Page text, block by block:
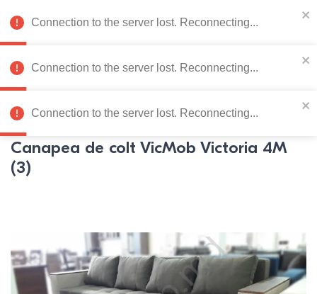
078 222 273 RU
Catalog de produse
0
Pagina principală Mobila moale Coltare Coltare
Canapea de colt VicMob Victoria 4M
(3)
Connection to the server lost. Reconnecting...
Connection to the server lost. Reconnecting...
Connection to the server lost. Reconnecting...